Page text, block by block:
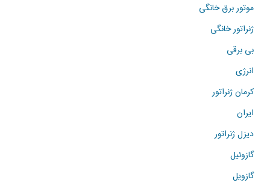
موتور برق خانگی
ژنراتور خانگی
بی برقی
انرژی
کرمان ژنراتور
ایران
دیزل ژنراتور
گازوئیل
گازویل